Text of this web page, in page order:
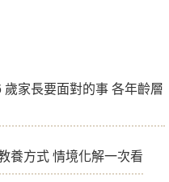
歲家長要面對的事 各年齡層
養方式 情境化解一次看